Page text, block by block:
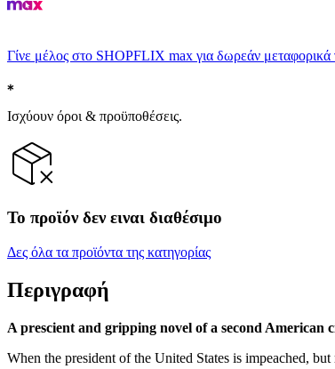
Γίνε μέλος στο SHOPFLIX max για δωρεάν μεταφορικά
Ισχύουν όροι & προϋποθέσεις.
Το προϊόν δεν ειναι διαθέσιμο
Δες όλα τα προϊόντα της κατηγορίας
Περιγραφή
A prescient and gripping novel of a second
When the president of the United States is impeached,